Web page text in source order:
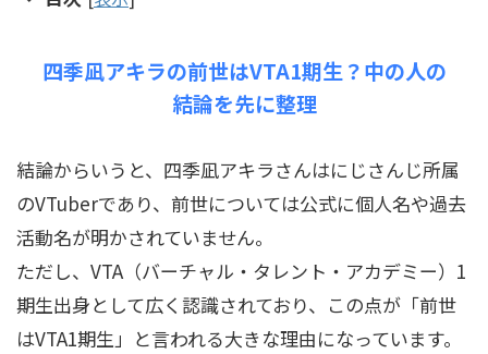
四季凪アキラの前世はVTA1期生？中の人の
結論を先に整理
結論からいうと、四季凪アキラさんはにじさんじ所属
のVTuberであり、前世については公式に個人名や過去
活動名が明かされていません。
ただし、VTA（バーチャル・タレント・アカデミー）1
期生出身として広く認識されており、この点が「前世
はVTA1期生」と言われる大きな理由になっています。